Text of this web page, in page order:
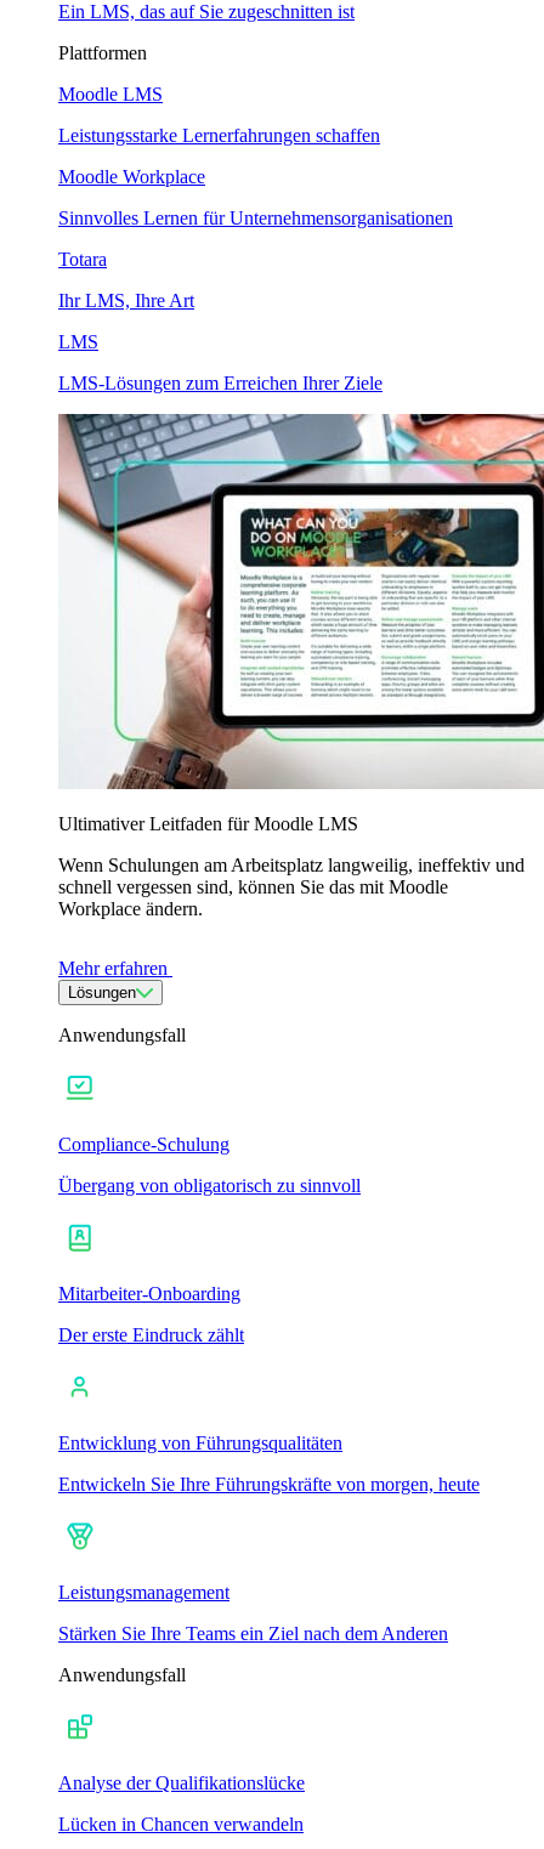
Ein LMS, das auf Sie zugeschnitten ist
Plattformen
Moodle LMS
Leistungsstarke Lernerfahrungen schaffen
Moodle Workplace
Sinnvolles Lernen für Unternehmensorganisationen
Totara
Ihr LMS, Ihre Art
LMS
LMS-Lösungen zum Erreichen Ihrer Ziele
Ultimativer Leitfaden für Moodle LMS
Wenn Schulungen am Arbeitsplatz langweilig, ineffektiv und
schnell vergessen sind, können Sie das mit Moodle
Workplace ändern.
Mehr erfahren
Lösungen
Anwendungsfall
Compliance-Schulung
Übergang von obligatorisch zu sinnvoll
Mitarbeiter-Onboarding
Der erste Eindruck zählt
Entwicklung von Führungsqualitäten
Entwickeln Sie Ihre Führungskräfte von morgen, heute
Leistungsmanagement
Stärken Sie Ihre Teams ein Ziel nach dem Anderen
Anwendungsfall
Analyse der Qualifikationslücke
Lücken in Chancen verwandeln